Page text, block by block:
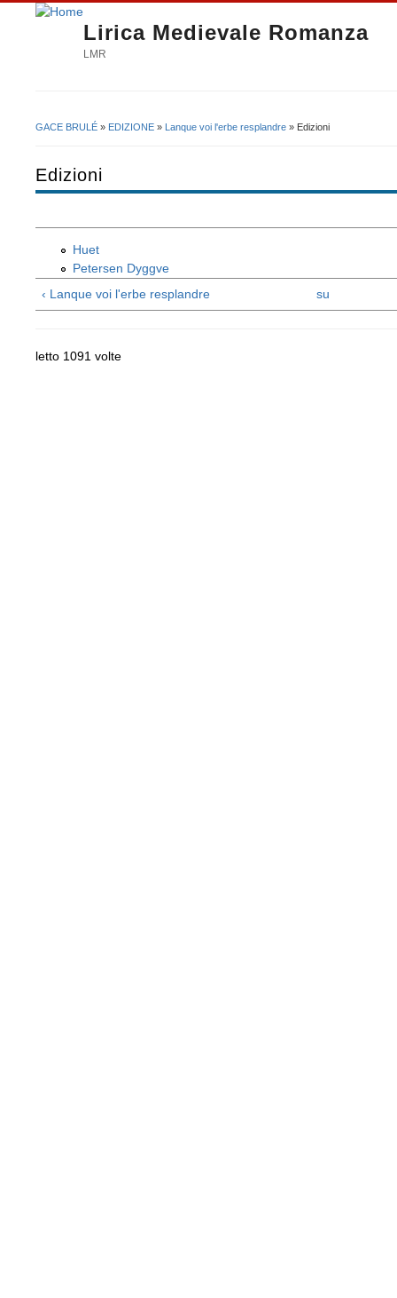
Lirica Medievale Romanza
LMR
GACE BRULÉ » EDIZIONE » Lanque voi l'erbe resplandre » Edizioni
Edizioni
Huet
Petersen Dyggve
‹ Lanque voi l'erbe resplandre
su
letto 1091 volte